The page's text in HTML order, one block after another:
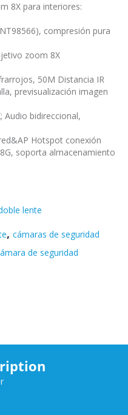
8X para interiores:
compresión pura
zoom 8X
50M Distancia IR
previsualización imagen
Audio bidireccional,
Hotspot conexión
soporta almacenamiento
lente
, cámaras de seguridad
de seguridad